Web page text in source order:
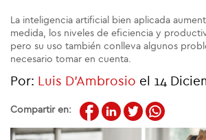
La inteligencia artificial bien aplicada
medida, los niveles de eficiencia y
pero su uso también conlleva algunos
necesario tomar en cuenta.
Por: Luis D’Ambrosio el 14
Compartir en: